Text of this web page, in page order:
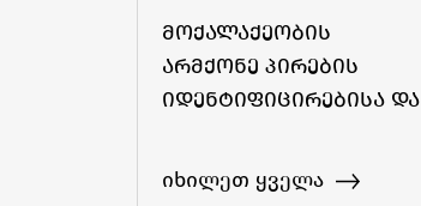
მოქალაქეობის
არმქონე პირების
იდენტიფიცირებისა და
საქართველოში
„კარდაკარ“ კამპანია
იხილეთ ყველა